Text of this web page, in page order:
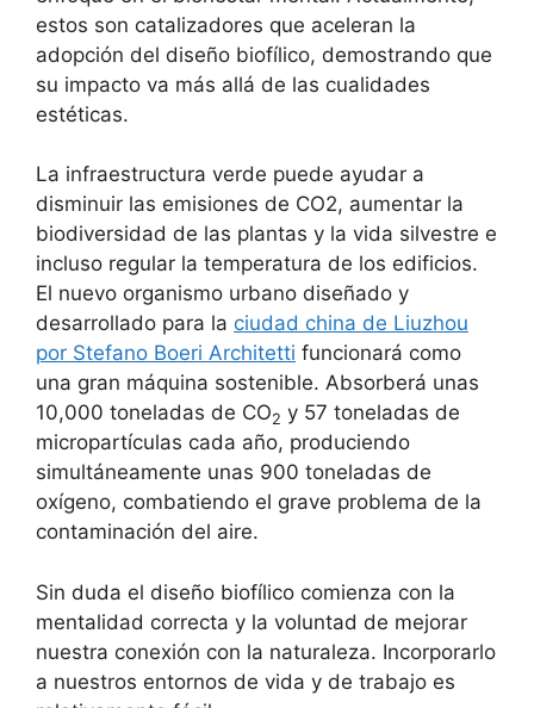
estos son catalizadores que aceleran la
adopción del diseño biofílico, demostrando que
su impacto va más allá de las cualidades
estéticas.
La infraestructura verde puede ayudar a
disminuir las emisiones de CO2, aumentar la
biodiversidad de las plantas y la vida silvestre e
incluso regular la temperatura de los edificios.
El nuevo organismo urbano diseñado y
desarrollado para la ciudad china de Liuzhou
por Stefano Boeri Architetti funcionará como
una gran máquina sostenible. Absorberá unas
10,000 toneladas de CO2 y 57 toneladas de
micropartículas cada año, produciendo
simultáneamente unas 900 toneladas de
oxígeno, combatiendo el grave problema de la
contaminación del aire.
Sin duda el diseño biofílico comienza con la
mentalidad correcta y la voluntad de mejorar
nuestra conexión con la naturaleza. Incorporarlo
a nuestros entornos de vida y de trabajo es